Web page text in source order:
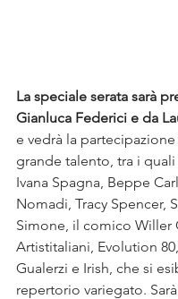
La speciale serata sarà
Gianluca Federici e da
e vedrà la
grande talento, tra i
Ivana Spagna, Beppe
Nomadi, Tracy Spencer,
Simone, il comico Willer
Artistitaliani, Evolution
Gualerzi e Irish, che si
repertorio variegato.